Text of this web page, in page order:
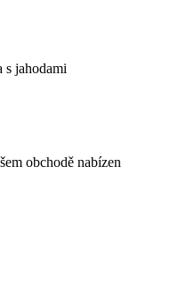
s jahodami
obchodě nabízen